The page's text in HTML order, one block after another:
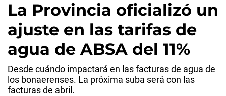
La Provincia oficializó un
ajuste en las tarifas de
agua de ABSA del 11%
Desde cuándo impactará en las facturas de agua de
los bonaerenses. La próxima suba será con las
facturas de abril.